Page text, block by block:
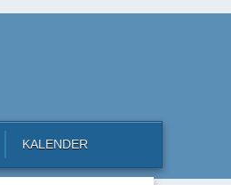
KALENDER